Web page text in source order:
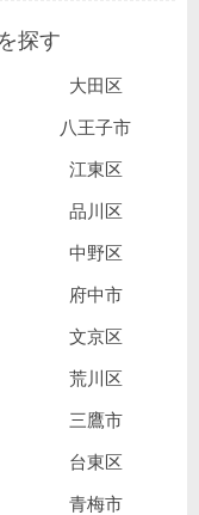
探す
大田区
八王子市
江東区
品川区
中野区
府中市
文京区
荒川区
三鷹市
台東区
青梅市